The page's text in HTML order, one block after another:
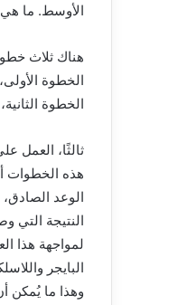
الأوسط. ما
هناك ثلاث
الخطوة
الخطوة
ثالثًا، العمل
الوعد الصادق،
النتيجة التي
لمواجهة هذا
البايجر